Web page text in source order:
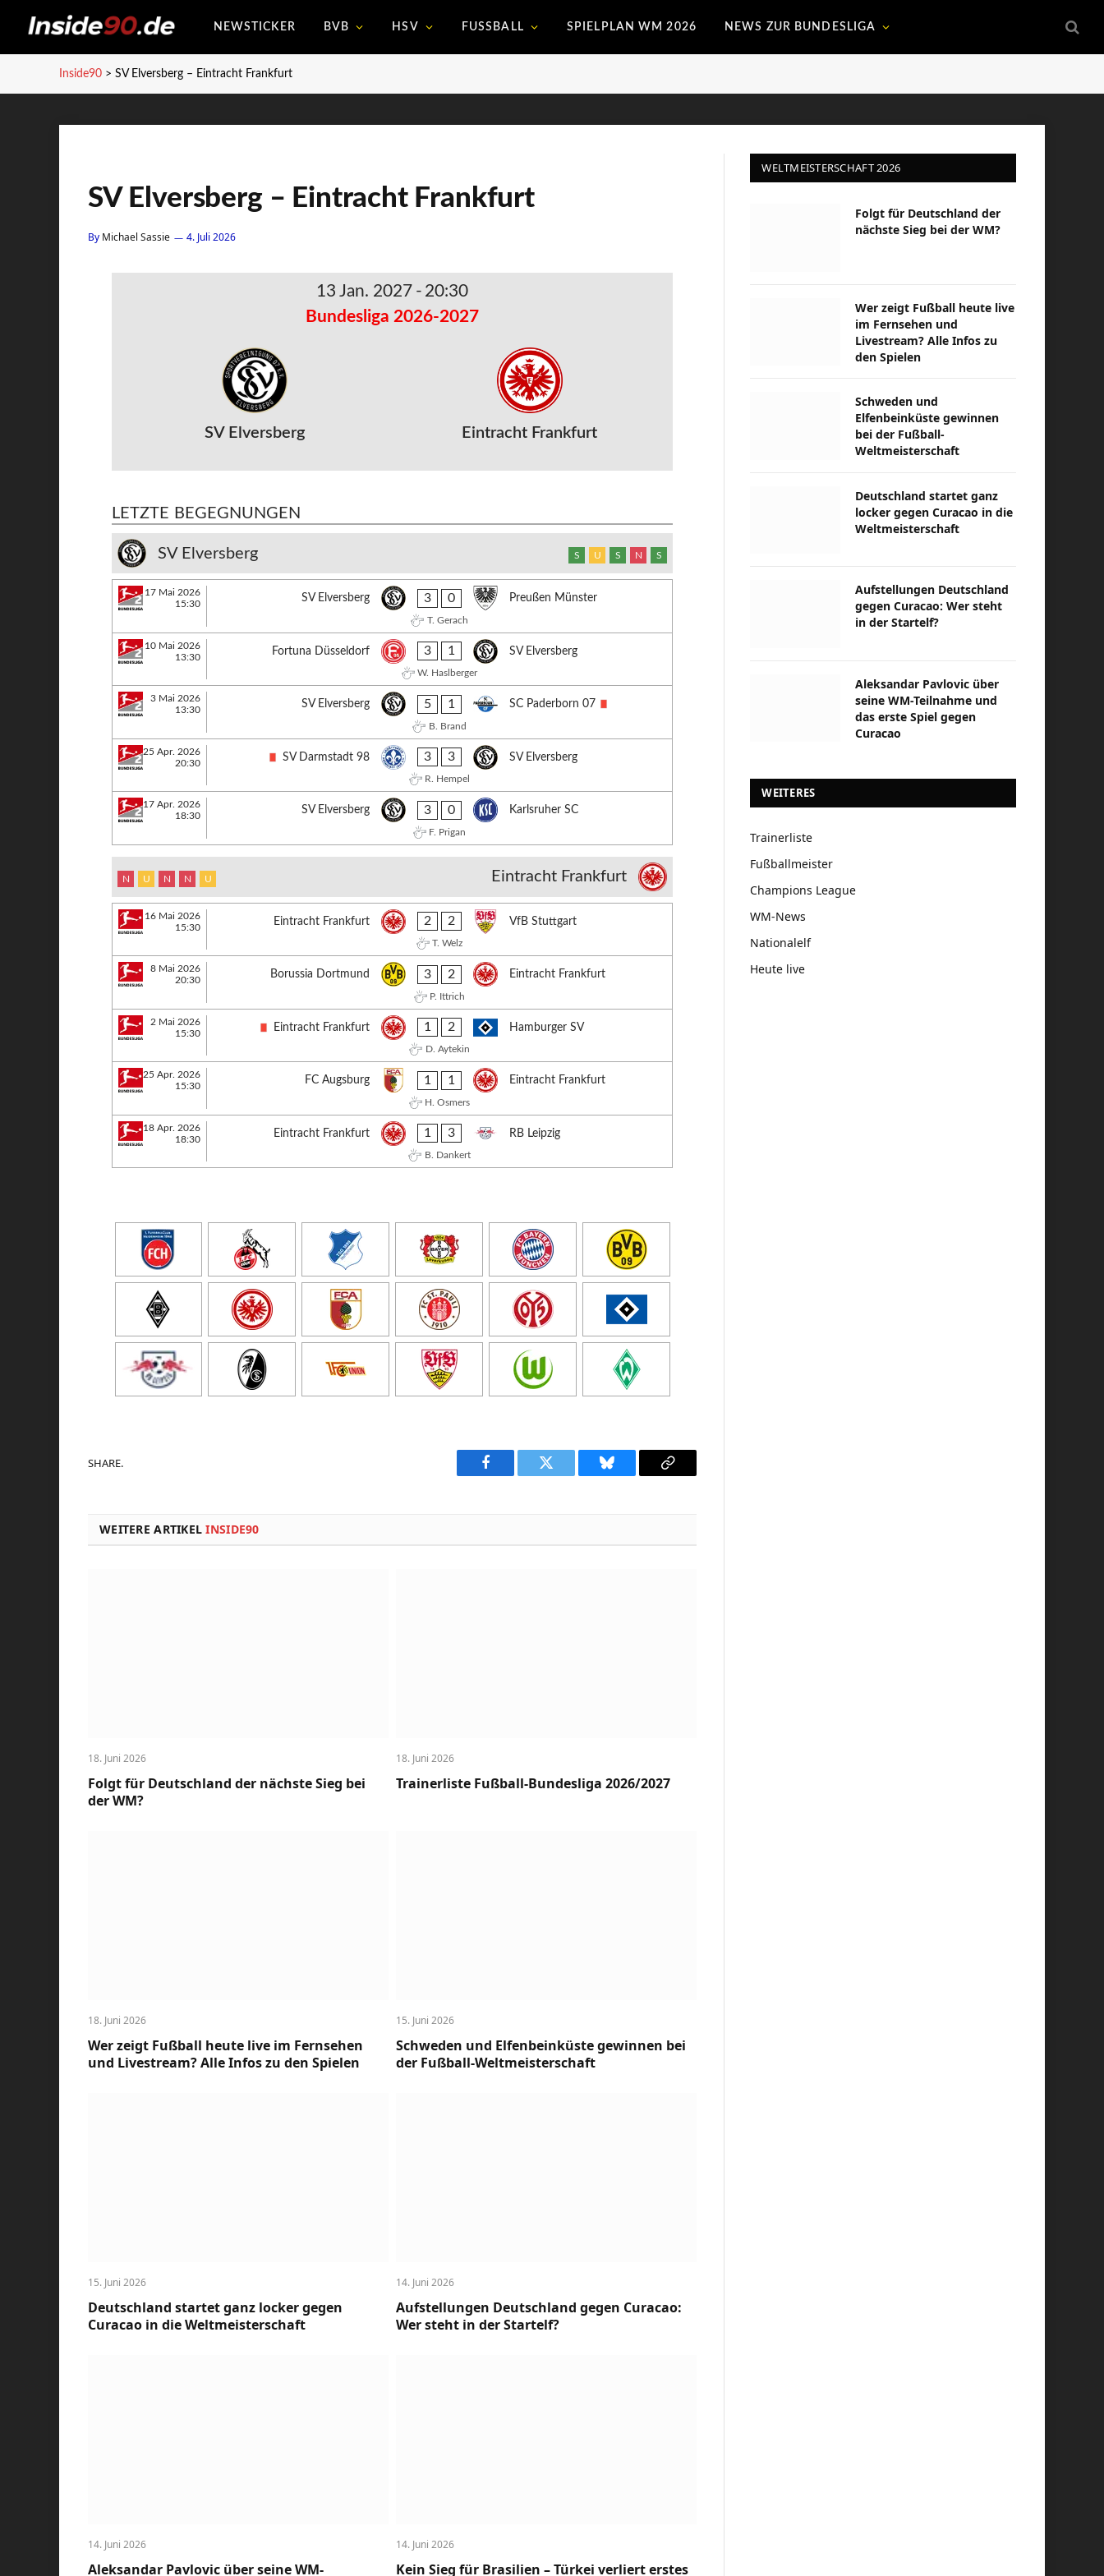
NEWSTICKER BVB HSV FUSSBALL SPIELPLAN WM 2026 NEWS ZUR BUNDESLIGA
Inside90 > SV Elversberg – Eintracht Frankfurt
SV Elversberg – Eintracht Frankfurt
By Michael Sassie 4. Juli 2026
13 Jan. 2027 - 20:30
Bundesliga 2026-2027
SV Elversberg Eintracht Frankfurt
LETZTE BEGEGNUNGEN
SV Elversberg S U S N S
17 Mai 2026
15:30
SV Elversberg 3 0 Preußen Münster
T. Gerach
10 Mai 2026
13:30
Fortuna Düsseldorf 3 1 SV Elversberg
W. Haslberger
3 Mai 2026
13:30
SV Elversberg 5 1 SC Paderborn 07
B. Brand
25 Apr. 2026
20:30
SV Darmstadt 98 3 3 SV Elversberg
R. Hempel
17 Apr. 2026
18:30
SV Elversberg 3 0 Karlsruher SC
F. Prigan
Eintracht Frankfurt
N U N N U
16 Mai 2026
15:30
Eintracht Frankfurt 2 2 VfB Stuttgart
T. Welz
8 Mai 2026
20:30
Borussia Dortmund 3 2 Eintracht Frankfurt
P. Ittrich
2 Mai 2026
15:30
Eintracht Frankfurt 1 2 Hamburger SV
D. Aytekin
25 Apr. 2026
15:30
FC Augsburg 1 1 Eintracht Frankfurt
H. Osmers
18 Apr. 2026
18:30
Eintracht Frankfurt 1 3 RB Leipzig
B. Dankert
SHARE.
Facebook Twitter Bluesky
Copy
WEITERE ARTIKELINSIDE90
18. Juni 2026
Folgt für Deutschland der nächste Sieg bei
der WM?
18. Juni 2026
Trainerliste Fußball-Bundesliga 2026/2027
18. Juni 2026
Wer zeigt Fußball heute live im Fernsehen
und Livestream? Alle Infos zu den Spielen
15. Juni 2026
Schweden und Elfenbeinküste gewinnen bei
der Fußball-Weltmeisterschaft
15. Juni 2026
Deutschland startet ganz locker gegen
Curacao in die Weltmeisterschaft
14. Juni 2026
Aufstellungen Deutschland gegen Curacao:
Wer steht in der Startelf?
14. Juni 2026
Aleksandar Pavlovic über seine WM-
14. Juni 2026
Kein Sieg für Brasilien – Türkei verliert erstes
WELTMEISTERSCHAFT 2026
Folgt für Deutschland der
nächste Sieg bei der WM?
Wer zeigt Fußball heute live
im Fernsehen und
Livestream? Alle Infos zu
den Spielen
Schweden und
Elfenbeinküste gewinnen
bei der Fußball-
Weltmeisterschaft
Deutschland startet ganz
locker gegen Curacao in die
Weltmeisterschaft
Aufstellungen Deutschland
gegen Curacao: Wer steht
in der Startelf?
Aleksandar Pavlovic über
seine WM-Teilnahme und
das erste Spiel gegen
Curacao
WEITERES
Trainerliste
Fußballmeister
Champions League
WM-News
Nationalelf
Heute live